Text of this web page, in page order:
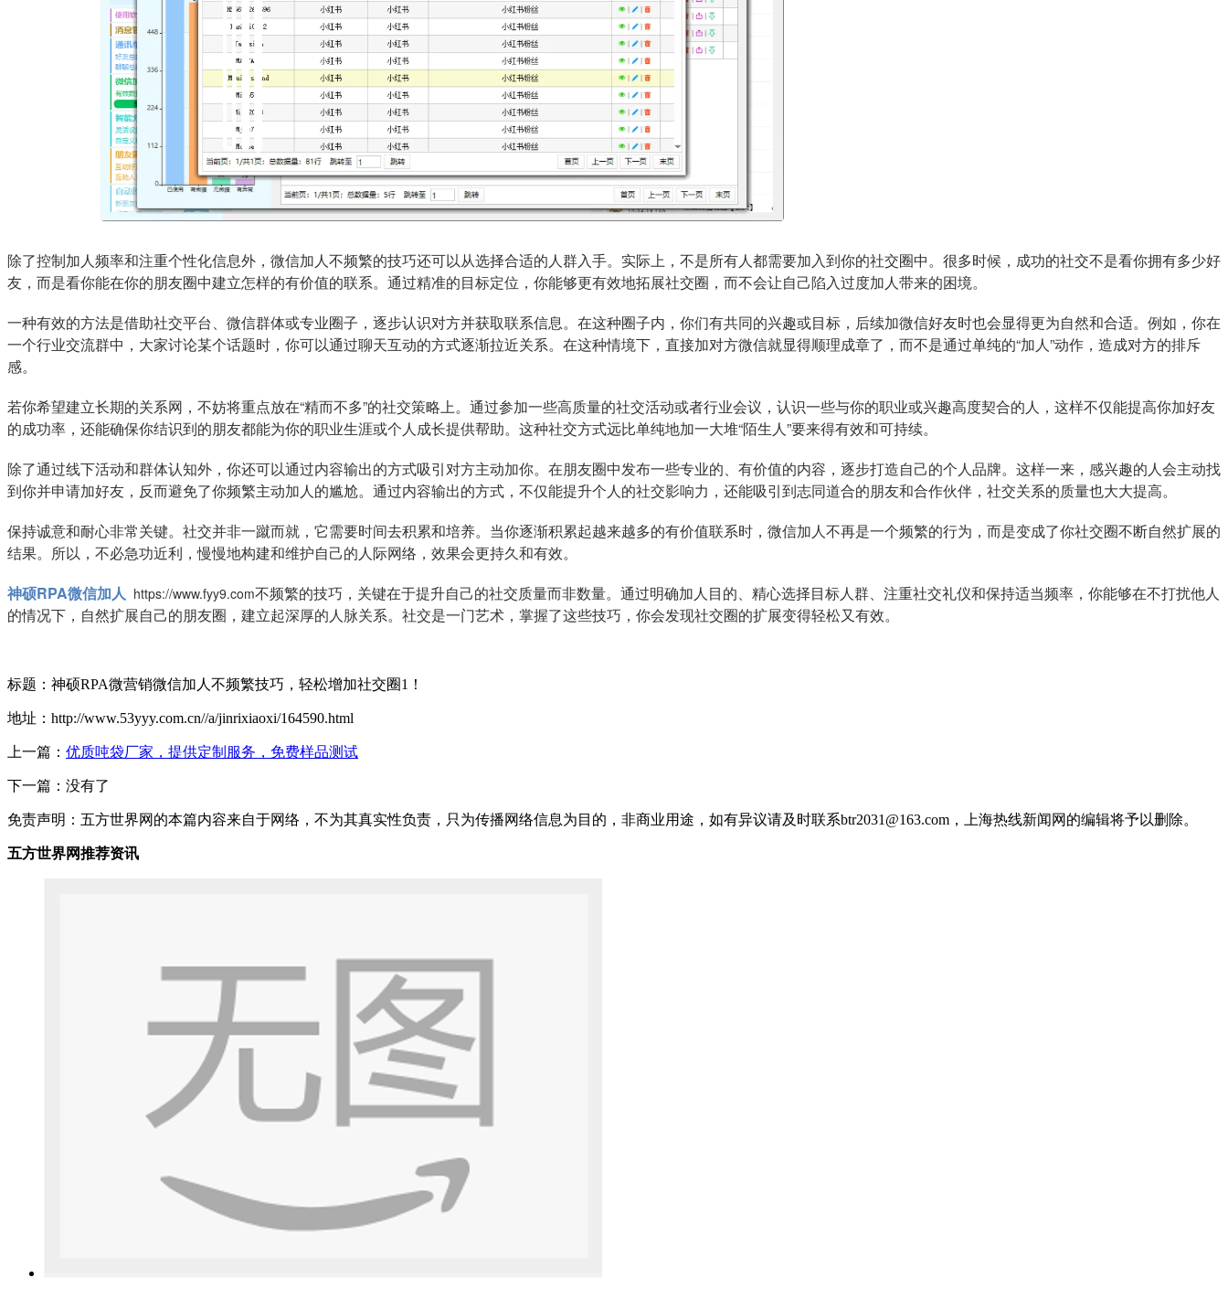
除了控制加人频率和注重个性化信息外，微信加人不频繁的技巧还可以从选择合适的人群入手。实际上，不是所有人都需要加入到你的社交圈中。很多时候，成功的社交不是看你拥有多少好
友，而是看你能在你的朋友圈中建立怎样的有价值的联系。通过精准的目标定位，你能够更有效地拓展社交圈，而不会让自己陷入过度加人带来的困境。
一种有效的方法是借助社交平台、微信群体或专业圈子，逐步认识对方并获取联系信息。在这种圈子内，你们有共同的兴趣或目标，后续加微信好友时也会显得更为自然和合适。例如，你在
一个行业交流群中，大家讨论某个话题时，你可以通过聊天互动的方式逐渐拉近关系。在这种情境下，直接加对方微信就显得顺理成章了，而不是通过单纯的“加人”动作，造成对方的排斥
感。
若你希望建立长期的关系网，不妨将重点放在“精而不多”的社交策略上。通过参加一些高质量的社交活动或者行业会议，认识一些与你的职业或兴趣高度契合的人，这样不仅能提高你加好友
的成功率，还能确保你结识到的朋友都能为你的职业生涯或个人成长提供帮助。这种社交方式远比单纯地加一大堆“陌生人”要来得有效和可持续。
除了通过线下活动和群体认知外，你还可以通过内容输出的方式吸引对方主动加你。在朋友圈中发布一些专业的、有价值的内容，逐步打造自己的个人品牌。这样一来，感兴趣的人会主动找
到你并申请加好友，反而避免了你频繁主动加人的尴尬。通过内容输出的方式，不仅能提升个人的社交影响力，还能吸引到志同道合的朋友和合作伙伴，社交关系的质量也大大提高。
保持诚意和耐心非常关键。社交并非一蹴而就，它需要时间去积累和培养。当你逐渐积累起越来越多的有价值联系时，微信加人不再是一个频繁的行为，而是变成了你社交圈不断自然扩展的
结果。所以，不必急功近利，慢慢地构建和维护自己的人际网络，效果会更持久和有效。
神硕RPA微信加人 https://www.fyy9.com不频繁的技巧，关键在于提升自己的社交质量而非数量。通过明确加人目的、精心选择目标人群、注重社交礼仪和保持适当频率，你能够在不打扰他人
的情况下，自然扩展自己的朋友圈，建立起深厚的人脉关系。社交是一门艺术，掌握了这些技巧，你会发现社交圈的扩展变得轻松又有效。
标题：神硕RPA微营销微信加人不频繁技巧，轻松增加社交圈1！
地址：http://www.53yyy.com.cn//a/jinrixiaoxi/164590.html
上一篇： 优质吨袋厂家，提供定制服务，免费样品测试
下一篇：没有了
免责声明：五方世界网的本篇内容来自于网络，不为其真实性负责，只为传播网络信息为目的，非商业用途，如有异议请及时联系btr2031@163.com，上海热线新闻网的编辑将予以删除。
五方世界网推荐资讯